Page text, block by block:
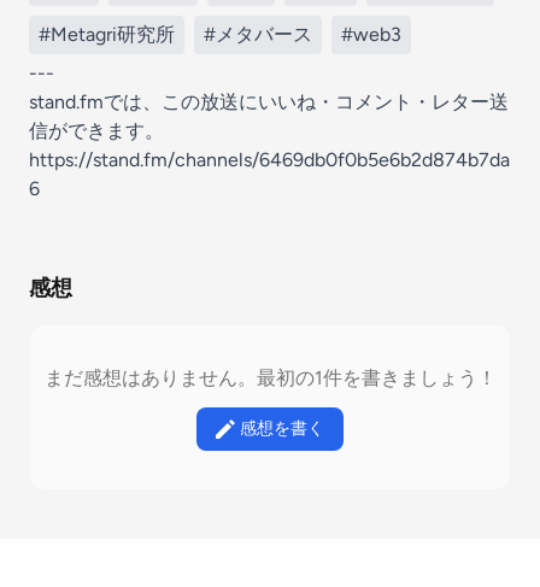
#Metagri研究所 #メタバース
#web3
---
stand.fmでは、この放送にいいね・コメント・レター送
信ができます。
https://stand.fm/channels/6469db0f0b5e6b2d874b7da
6
感想
まだ感想はありません。最初の1件を書きましょう！
感想を書く